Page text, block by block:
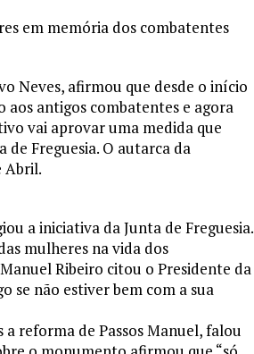
em memória dos combatentes
Neves, afirmou que desde o início
aos antigos combatentes e agora
vai aprovar uma medida que
de Freguesia. O autarca da
Abril.
a iniciativa da Junta de Freguesia.
mulheres na vida dos
Ribeiro citou o Presidente da
se não estiver bem com a sua
reforma de Passos Manuel, falou